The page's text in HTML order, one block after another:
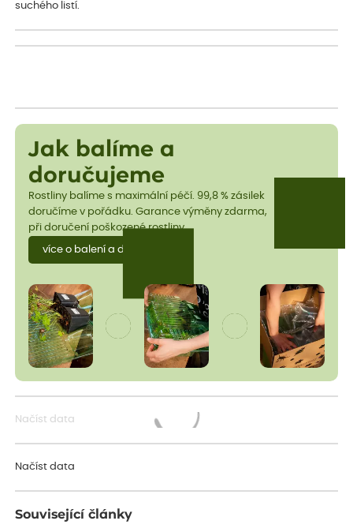
suchého listí.
Jak balíme a
doručujeme
Rostliny balíme s maximální péčí. 99,8 % zásilek
doručíme v pořádku. Garance výměny zdarma,
při doručení poškozené rostliny.
více o balení a dopravě
Načíst data
Načíst data
Související články